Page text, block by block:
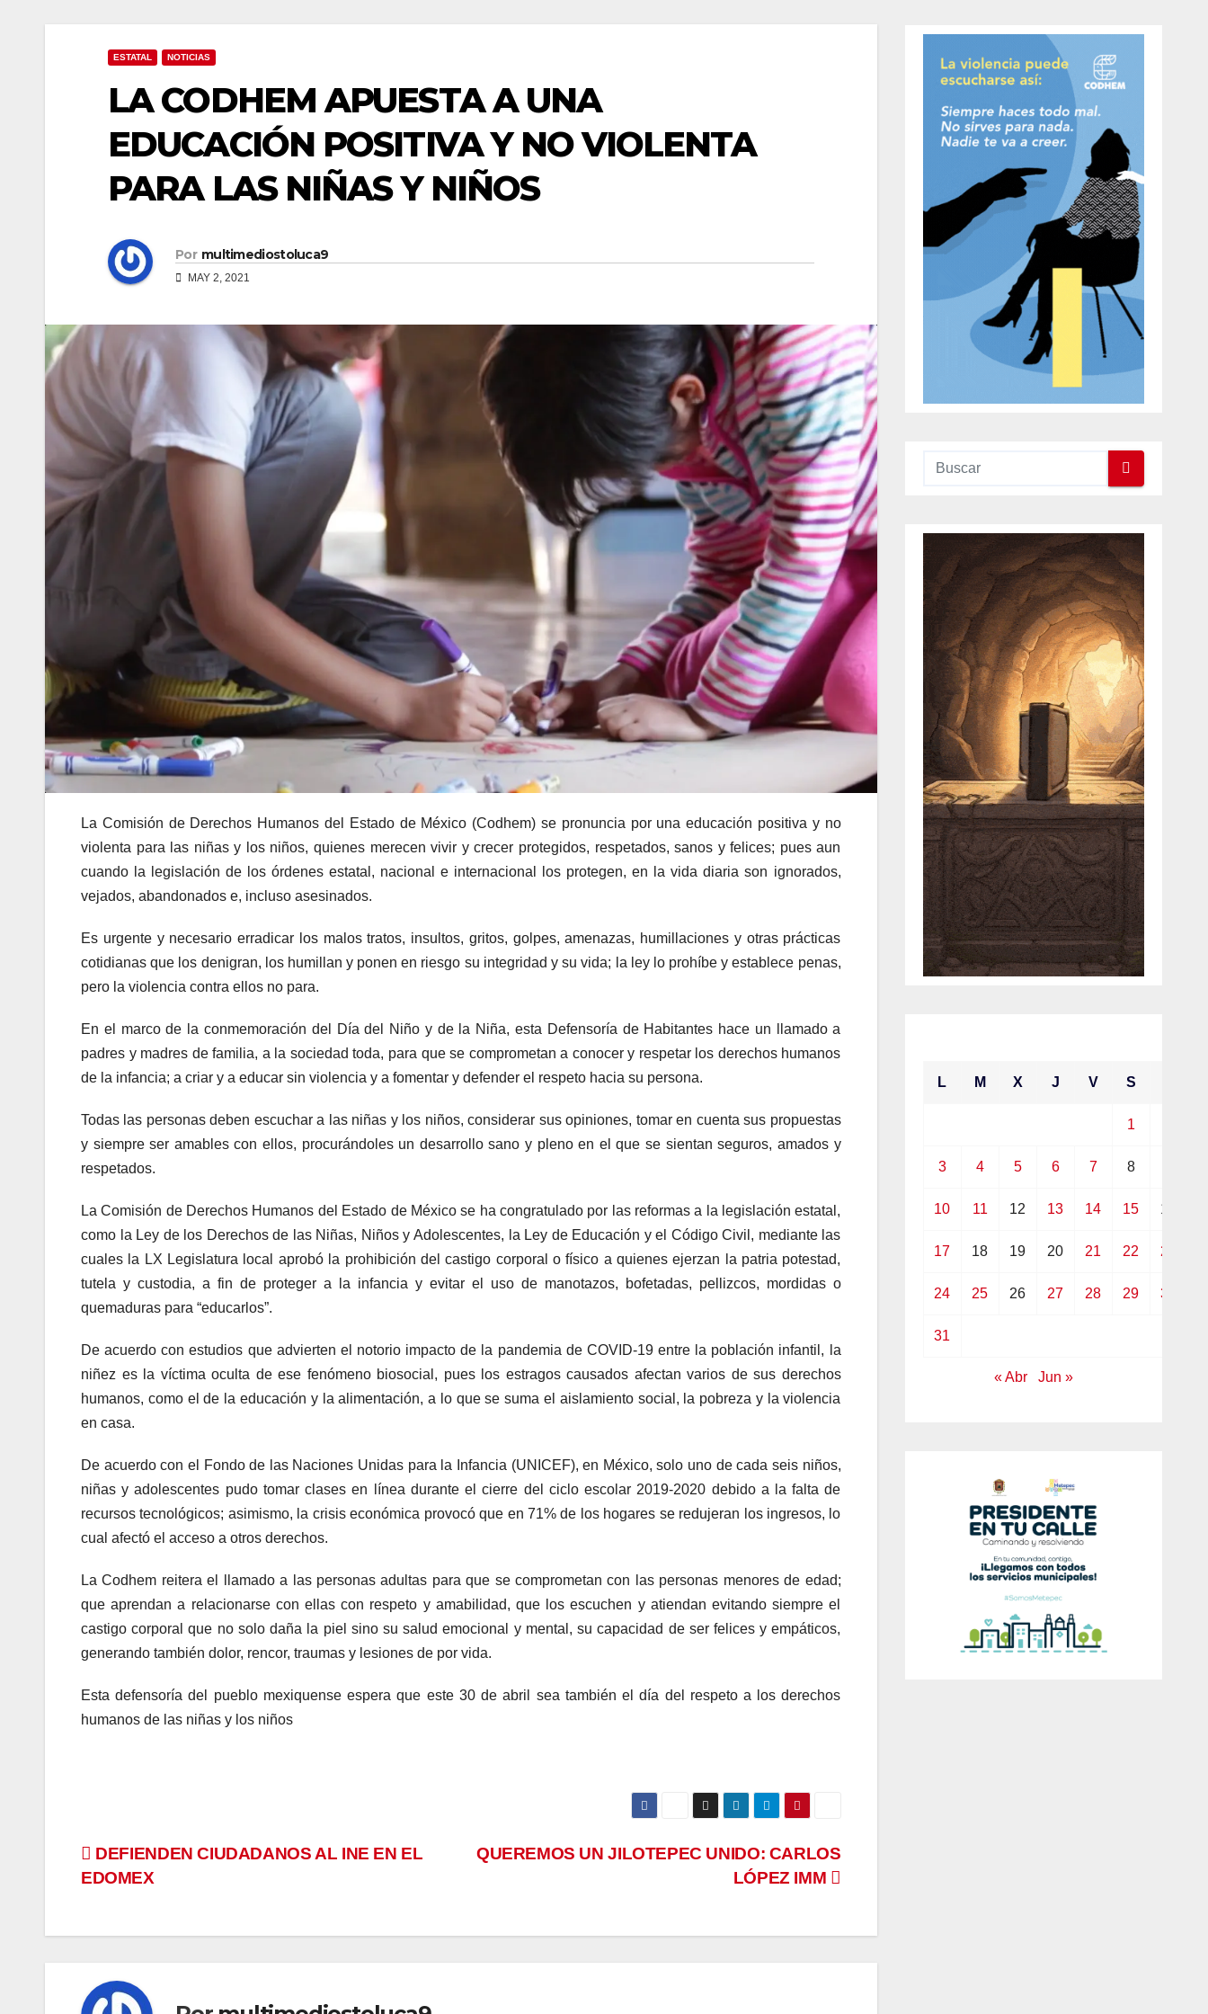
ESTATAL NOTICIAS
LA CODHEM APUESTA A UNA
EDUCACIÓN POSITIVA Y NO VIOLENTA
PARA LAS NIÑAS Y NIÑOS
Por multimediostoluca9
MAY 2, 2021
La Comisión de Derechos Humanos del Estado de México (Codhem) se pronuncia por una educación positiva y no
violenta para las niñas y los niños, quienes merecen vivir y crecer protegidos, respetados, sanos y felices; pues aun
cuando la legislación de los órdenes estatal, nacional e internacional los protegen, en la vida diaria son ignorados,
vejados, abandonados e, incluso asesinados.
Es urgente y necesario erradicar los malos tratos, insultos, gritos, golpes, amenazas, humillaciones y otras prácticas
cotidianas que los denigran, los humillan y ponen en riesgo su integridad y su vida; la ley lo prohíbe y establece penas,
pero la violencia contra ellos no para.
En el marco de la conmemoración del Día del Niño y de la Niña, esta Defensoría de Habitantes hace un llamado a
padres y madres de familia, a la sociedad toda, para que se comprometan a conocer y respetar los derechos humanos
de la infancia; a criar y a educar sin violencia y a fomentar y defender el respeto hacia su persona.
Todas las personas deben escuchar a las niñas y los niños, considerar sus opiniones, tomar en cuenta sus propuestas
y siempre ser amables con ellos, procurándoles un desarrollo sano y pleno en el que se sientan seguros, amados y
respetados.
La Comisión de Derechos Humanos del Estado de México se ha congratulado por las reformas a la legislación estatal,
como la Ley de los Derechos de las Niñas, Niños y Adolescentes, la Ley de Educación y el Código Civil, mediante las
cuales la LX Legislatura local aprobó la prohibición del castigo corporal o físico a quienes ejerzan la patria potestad,
tutela y custodia, a fin de proteger a la infancia y evitar el uso de manotazos, bofetadas, pellizcos, mordidas o
quemaduras para “educarlos”.
De acuerdo con estudios que advierten el notorio impacto de la pandemia de COVID-19 entre la población infantil, la
niñez es la víctima oculta de ese fenómeno biosocial, pues los estragos causados afectan varios de sus derechos
humanos, como el de la educación y la alimentación, a lo que se suma el aislamiento social, la pobreza y la violencia
en casa.
De acuerdo con el Fondo de las Naciones Unidas para la Infancia (UNICEF), en México, solo uno de cada seis niños,
niñas y adolescentes pudo tomar clases en línea durante el cierre del ciclo escolar 2019-2020 debido a la falta de
recursos tecnológicos; asimismo, la crisis económica provocó que en 71% de los hogares se redujeran los ingresos, lo
cual afectó el acceso a otros derechos.
La Codhem reitera el llamado a las personas adultas para que se comprometan con las personas menores de edad;
que aprendan a relacionarse con ellas con respeto y amabilidad, que los escuchen y atiendan evitando siempre el
castigo corporal que no solo daña la piel sino su salud emocional y mental, su capacidad de ser felices y empáticos,
generando también dolor, rencor, traumas y lesiones de por vida.
Esta defensoría del pueblo mexiquense espera que este 30 de abril sea también el día del respeto a los derechos
humanos de las niñas y los niños
Navegación
entradas
QUEREMOS UN JILOTEPEC UNIDO: CARLOS
LÓPEZ IMM
DEFIENDEN CIUDADANOS AL INE EN EL
EDOMEX
L M X J V S
1
3 4 5 6 7 8
10 11 12 13 14 15 16
17 18 19 20 21 22 23
24 25 26 27 28 29 30
31
« Abr Jun »